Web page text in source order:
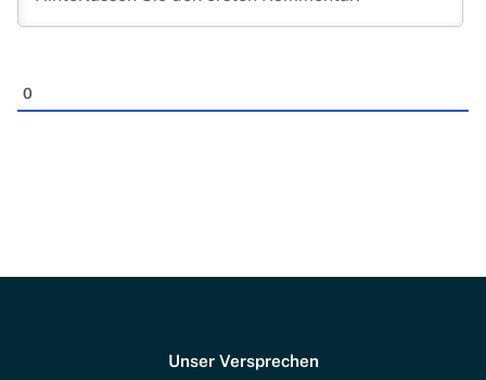
0
Unser Versprechen